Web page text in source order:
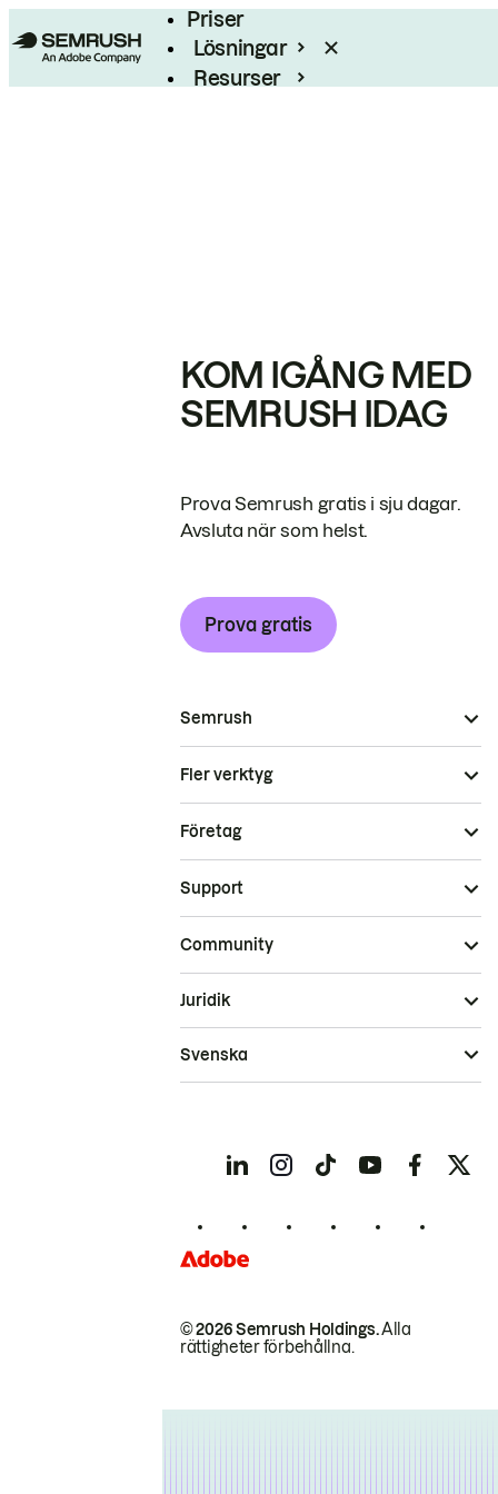
Priser
Lösningar
Resurser
KOM IGÅNG MED
SEMRUSH IDAG
Prova Semrush gratis i sju dagar.
Avsluta när som helst.
Prova gratis
Semrush
Fler verktyg
Företag
Support
Community
© 2026 Semrush Holdings.Alla
rättigheter förbehållna.
Juridik
Svenska